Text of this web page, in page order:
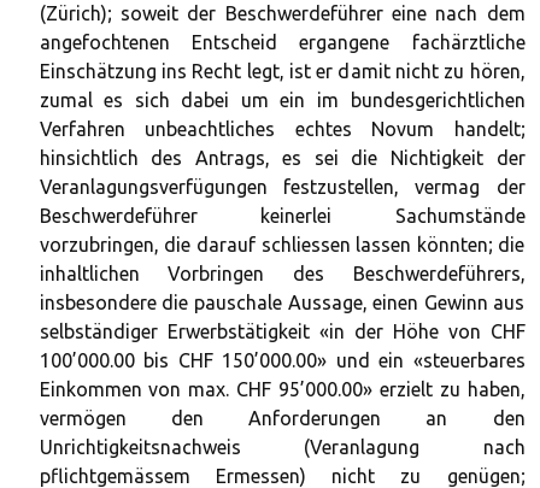
(Zürich); soweit der Beschwerdeführer eine nach dem
angefochtenen Entscheid ergangene fachärztliche
Einschätzung ins Recht legt, ist er damit nicht zu hören,
zumal es sich dabei um ein im bundesgerichtlichen
Verfahren unbeachtliches echtes Novum handelt;
hinsichtlich des Antrags, es sei die Nichtigkeit der
Veranlagungsverfügungen festzustellen, vermag der
Beschwerdeführer keinerlei Sachumstände
vorzubringen, die darauf schliessen lassen könnten; die
inhaltlichen Vorbringen des Beschwerdeführers,
insbesondere die pauschale Aussage, einen Gewinn aus
selbständiger Erwerbstätigkeit «in der Höhe von CHF
100’000.00 bis CHF 150’000.00» und ein «steuerbares
Einkommen von max. CHF 95’000.00» erzielt zu haben,
vermögen den Anforderungen an den
Unrichtigkeitsnachweis (Veranlagung nach
pflichtgemässem Ermessen) nicht zu genügen;